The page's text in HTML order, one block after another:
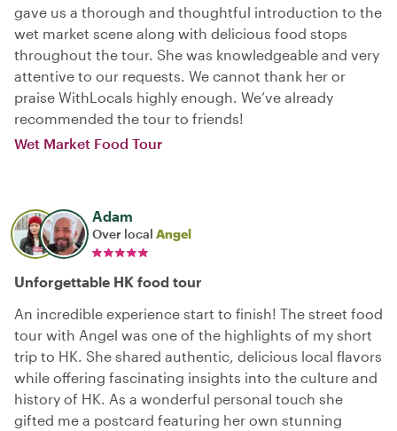
gave us a thorough and thoughtful introduction to the
wet market scene along with delicious food stops
throughout the tour. She was knowledgeable and very
attentive to our requests. We cannot thank her or
praise WithLocals highly enough. We’ve already
recommended the tour to friends!
Wet Market Food Tour
Adam
Over local Angel
Unforgettable HK food tour
An incredible experience start to finish! The street food
tour with Angel was one of the highlights of my short
trip to HK. She shared authentic, delicious local flavors
while offering fascinating insights into the culture and
history of HK. As a wonderful personal touch she
gifted me a postcard featuring her own stunning